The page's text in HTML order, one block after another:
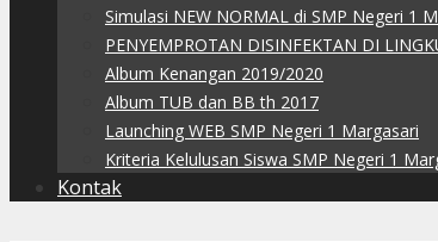
Simulasi NEW NORMAL di SMP Negeri 1
PENYEMPROTAN DISINFEKTAN DI
Album Kenangan 2019/2020
Album TUB dan BB th 2017
Launching WEB SMP Negeri 1 Margasari
Kriteria Kelulusan Siswa SMP Negeri 1
Kontak